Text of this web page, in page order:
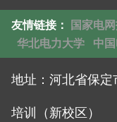
友情链接： 国家电
华北电力大学
中
地址： 河北省保定
培训（新校区）